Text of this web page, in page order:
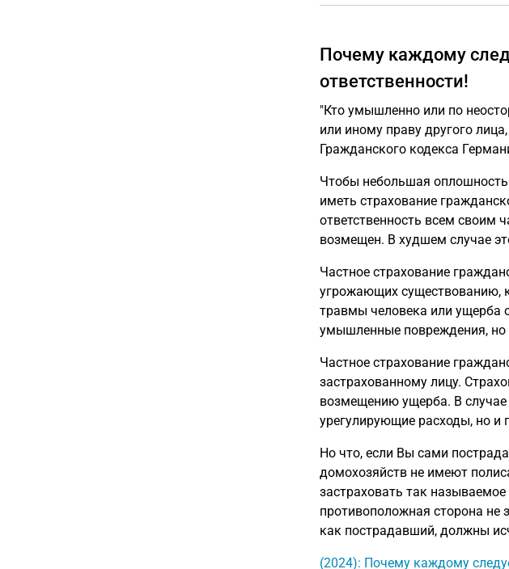
Почему каждому
ответственности!
"Кто умышленно или по
или иному праву другого
Гражданского кодекса
Чтобы небольшая
иметь страхование
ответственность всем своим
возмещен. В худшем случае
Частное страхование
угрожающих существованию,
травмы человека или ущерба
умышленные повреждения, но
Частное страхование
застрахованному лицу.
возмещению ущерба. В случае
урегулирующие расходы, но и
Но что, если Вы сами
домохозяйств не имеют
застраховать так
противоположная сторона не
как пострадавший, должны
(2024): Почему каждому